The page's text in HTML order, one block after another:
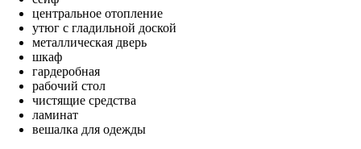
центральное отопление
утюг с гладильной доской
металлическая дверь
шкаф
гардеробная
рабочий стол
чистящие средства
ламинат
вешалка для одежды